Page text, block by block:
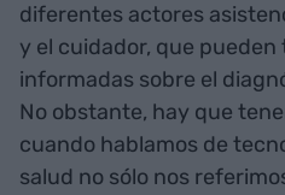
diferentes actores
y el cuidador, que
informadas sobre el
No obstante, hay que
cuando hablamos de
salud no sólo nos